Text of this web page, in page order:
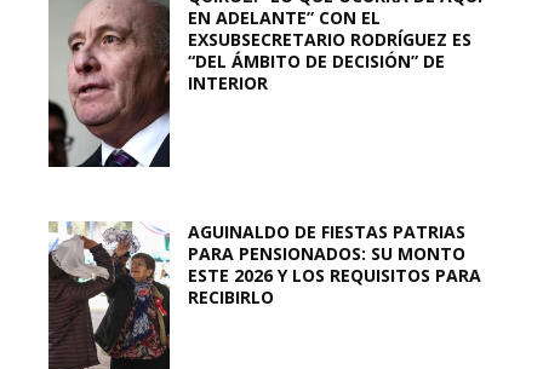
EN ADELANTE” CON EL
EXSUBSECRETARIO RODRÍGUEZ ES
“DEL ÁMBITO DE DECISIÓN” DE
INTERIOR
AGUINALDO DE FIESTAS PATRIAS
PARA PENSIONADOS: SU MONTO
ESTE 2026 Y LOS REQUISITOS PARA
RECIBIRLO